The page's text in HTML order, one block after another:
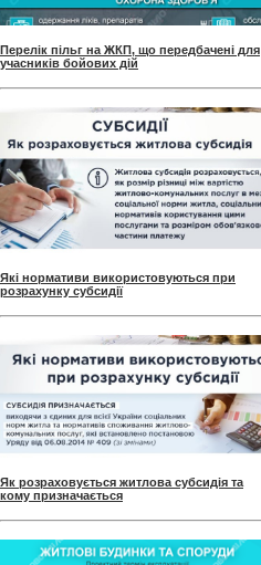
Перелік пільг на ЖКП, що передбачені для
учасників бойових дій
Які нормативи використовуються при
розрахунку субсидії
Як розраховується житлова субсидія та
кому призначається